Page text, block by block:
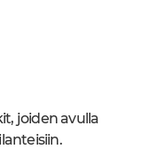
joiden avulla